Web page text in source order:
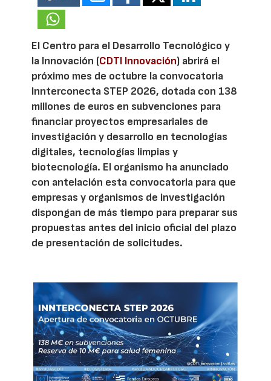
El Centro para el Desarrollo Tecnológico y
la Innovación (CDTI Innovación) abrirá el
próximo mes de octubre la convocatoria
Innterconecta STEP 2026, dotada con 138
millones de euros en subvenciones para
financiar proyectos empresariales de
investigación y desarrollo en tecnologías
digitales, tecnologías limpias y
biotecnología. El organismo ha anunciado
con antelación esta convocatoria para que
empresas y organismos de investigación
dispongan de más tiempo para preparar sus
propuestas antes del inicio oficial del plazo
de presentación de solicitudes.